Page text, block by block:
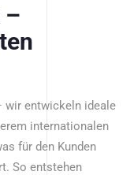
–
wir entwickeln ideale
internationalen
für den Kunden
So entstehen